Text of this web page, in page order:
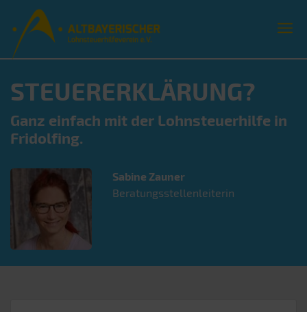
STEUERERKLÄRUNG?
Ganz einfach mit der Lohnsteuerhilfe in
Fridolfing.
Sabine Zauner
Beratungsstellenleiterin